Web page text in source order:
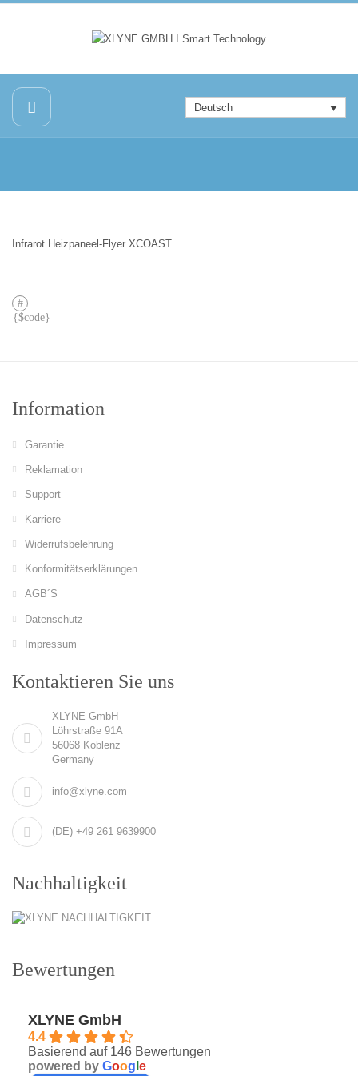
Deutsch
Infrarot Heizpaneel-Flyer XCOAST
BEITRAG
Information
Garantie
Reklamation
Support
Karriere
Widerrufsbelehrung
Konformitätserklärungen
AGB´S
Datenschutz
Impressum
Kontaktieren Sie uns
XLYNE GmbH
Löhrstraße 91A
56068 Koblenz
Germany
info@xlyne.com
(DE) +49 261 9639900
Nachhaltigkeit
Bewertungen
XLYNE GmbH
4.4
Basierend auf 146 Bewertungen
powered by Goog e